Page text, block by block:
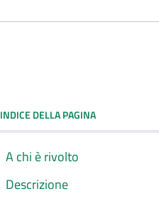
INDICE DELLA PAGINA
A chi è rivolto
Descrizione